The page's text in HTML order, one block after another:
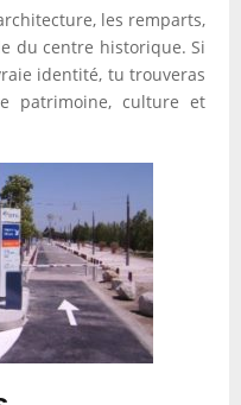
les remparts,
du centre historique. Si
identité, tu trouveras
patrimoine, culture et